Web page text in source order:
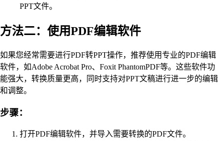
PPT文件。
方法二：使用PDF编辑软件
如果您经常需要进行PDF转PPT操作，推荐使用专业的PDF编辑
软件，如Adobe Acrobat Pro、Foxit PhantomPDF等。这些软件功
能强大，转换质量更高，同时支持对PPT文稿进行进一步的编辑
和调整。
步骤：
打开PDF编辑软件，并导入需要转换的PDF文件。